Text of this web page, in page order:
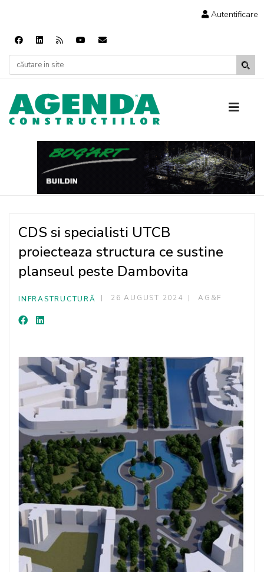
Autentificare
CDS si specialisti UTCB
proiecteaza structura ce sustine
planseul peste Dambovita
INFRASTRUCTURĂ 26 AUGUST 2024 AG&F